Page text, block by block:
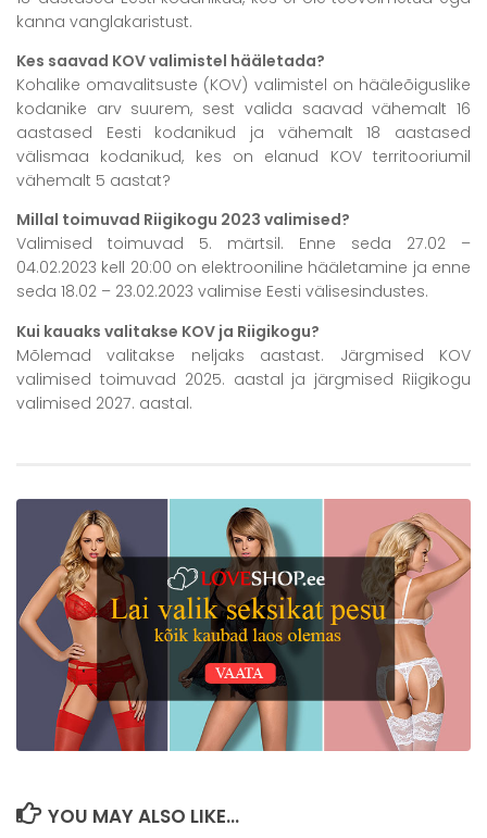
kanna vanglakaristust.
Kes saavad KOV valimistel hääletada?
Kohalike omavalitsuste (KOV) valimistel on hääleõiguslike
kodanike arv suurem, sest valida saavad vähemalt 16
aastased Eesti kodanikud ja vähemalt 18 aastased
välismaa kodanikud, kes on elanud KOV territooriumil
vähemalt 5 aastat?
Millal toimuvad Riigikogu 2023 valimised?
Valimised toimuvad 5. märtsil. Enne seda 27.02 –
04.02.2023 kell 20:00 on elektrooniline hääletamine ja enne
seda 18.02 – 23.02.2023 valimise Eesti välisesindustes.
Kui kauaks valitakse KOV ja Riigikogu?
Mõlemad valitakse neljaks aastast. Järgmised KOV
valimised toimuvad 2025. aastal ja järgmised Riigikogu
valimised 2027. aastal.
YOU MAY ALSO LIKE...